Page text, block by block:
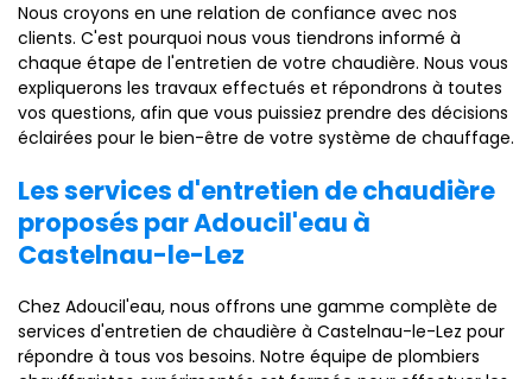
Nous croyons en une relation de confiance avec nos
clients. C'est pourquoi nous vous tiendrons informé à
chaque étape de l'entretien de votre chaudière. Nous vous
expliquerons les travaux effectués et répondrons à toutes
vos questions, afin que vous puissiez prendre des décisions
éclairées pour le bien-être de votre système de chauffage.
Les services d'entretien de chaudière
proposés par Adoucil'eau à
Castelnau-le-Lez
Chez Adoucil'eau, nous offrons une gamme complète de
services d'entretien de chaudière à Castelnau-le-Lez pour
répondre à tous vos besoins. Notre équipe de plombiers